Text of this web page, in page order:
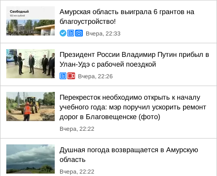
Амурская область выиграла 6 грантов на
благоустройство!
Вчера, 22:33
Президент России Владимир Путин прибыл в
Улан-Удэ с рабочей поездкой
Вчера, 22:26
Перекресток необходимо открыть к началу
учебного года: мэр поручил ускорить ремонт
дорог в Благовещенске (фото)
Вчера, 22:22
Душная погода возвращается в Амурскую
область
Вчера, 22:22